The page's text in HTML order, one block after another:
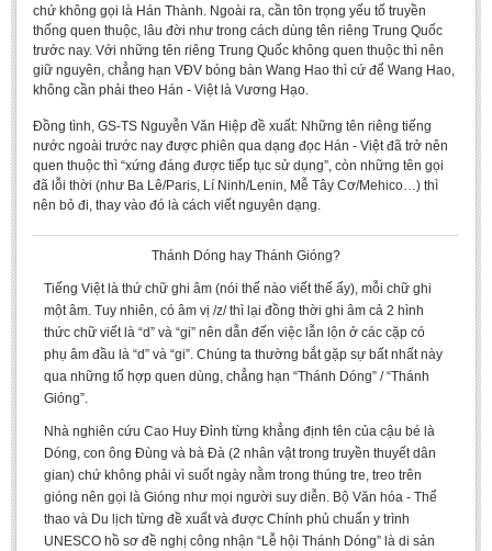
chứ không gọi là Hán Thành. Ngoài ra, cần tôn trọng yếu tố truyền
thống quen thuộc, lâu đời như trong cách dùng tên riêng Trung Quốc
trước nay. Với những tên riêng Trung Quốc không quen thuộc thì nên
giữ nguyên, chẳng hạn VĐV bóng bàn Wang Hao thì cứ để Wang Hao,
không cần phải theo Hán - Việt là Vương Hạo.
Đồng tình, GS-TS Nguyễn Văn Hiệp đề xuất: Những tên riêng tiếng
nước ngoài trước nay được phiên qua dạng đọc Hán - Việt đã trở nên
quen thuộc thì “xứng đáng được tiếp tục sử dụng”, còn những tên gọi
đã lỗi thời (như Ba Lê/Paris, Lí Ninh/Lenin, Mễ Tây Cơ/Mehico…) thì
nên bỏ đi, thay vào đó là cách viết nguyên dạng.
Thánh Dóng hay Thánh Gióng?
Tiếng Việt là thứ chữ ghi âm (nói thế nào viết thế ấy), mỗi chữ ghi
một âm. Tuy nhiên, có âm vị /z/ thì lại đồng thời ghi âm cả 2 hình
thức chữ viết là “d” và “gi” nên dẫn đến việc lẫn lộn ở các cặp có
phụ âm đầu là “d” và “gi”. Chúng ta thường bắt gặp sự bất nhất này
qua những tổ hợp quen dùng, chẳng hạn “Thánh Dóng” / “Thánh
Gióng”.
Nhà nghiên cứu Cao Huy Đỉnh từng khẳng định tên của cậu bé là
Dóng, con ông Đùng và bà Đà (2 nhân vật trong truyền thuyết dân
gian) chứ không phải vì suốt ngày nằm trong thúng tre, treo trên
gióng nên gọi là Gióng như mọi người suy diễn. Bộ Văn hóa - Thể
thao và Du lịch từng đề xuất và được Chính phủ chuẩn y trình
UNESCO hồ sơ đề nghị công nhận “Lễ hội Thánh Dóng” là di sản